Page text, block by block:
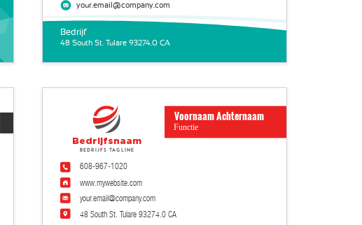
Bedrijf
48 South St. Tulare 93274.0 CA
your.email@company.com
48 South St. Tulare 93274.0 CA
www.mywebsite.com
your.email@company.com
608-967-1020
Functie
Voornaam Achternaam
Bedrijfsnaam
Bedrijfs tagline